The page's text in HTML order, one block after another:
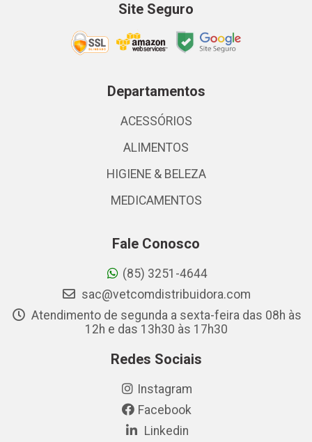
Site Seguro
Departamentos
ACESSÓRIOS
ALIMENTOS
HIGIENE & BELEZA
MEDICAMENTOS
Fale Conosco
(85) 3251-4644
sac@vetcomdistribuidora.com
Atendimento de segunda a sexta-feira das 08h às
12h e das 13h30 às 17h30
Redes Sociais
Instagram
Facebook
Linkedin